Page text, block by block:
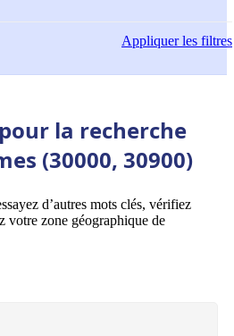
Appliquerles filtres
la recherche
(30000, 30900)
d’autres mots clés, vérifiez
votre zone géographique de